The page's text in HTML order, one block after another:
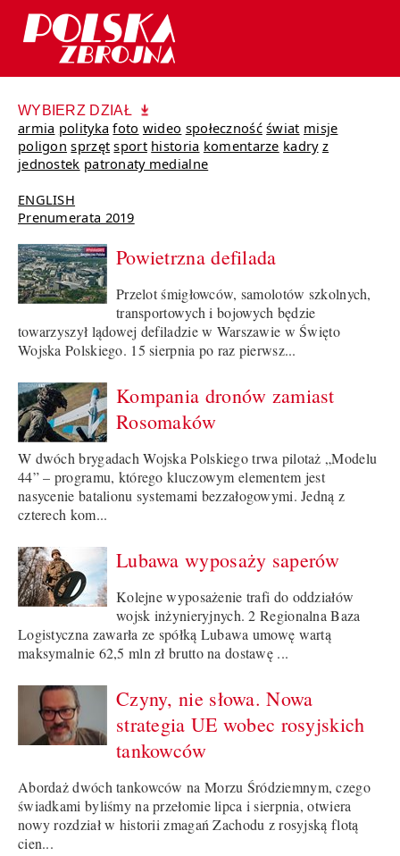
WYBIERZ DZIAŁ
armia polityka foto wideo społeczność świat misje
poligon sprzęt sport historia komentarze kadry z
jednostek patronaty medialne
ENGLISH
Prenumerata 2019
Powietrzna defilada
Przelot śmigłowców, samolotów szkolnych,
transportowych i bojowych będzie
towarzyszył lądowej defiladzie w Warszawie w Święto
Wojska Polskiego. 15 sierpnia po raz pierwsz...
Kompania dronów zamiast
Rosomaków
W dwóch brygadach Wojska Polskiego trwa pilotaż „Modelu
44” – programu, którego kluczowym elementem jest
nasycenie batalionu systemami bezzałogowymi. Jedną z
czterech kom...
Lubawa wyposaży saperów
Kolejne wyposażenie trafi do oddziałów
wojsk inżynieryjnych. 2 Regionalna Baza
Logistyczna zawarła ze spółką Lubawa umowę wartą
maksymalnie 62,5 mln zł brutto na dostawę ...
Czyny, nie słowa. Nowa
strategia UE wobec rosyjskich
tankowców
Abordaż dwóch tankowców na Morzu Śródziemnym, czego
świadkami byliśmy na przełomie lipca i sierpnia, otwiera
nowy rozdział w historii zmagań Zachodu z rosyjską flotą
cien...